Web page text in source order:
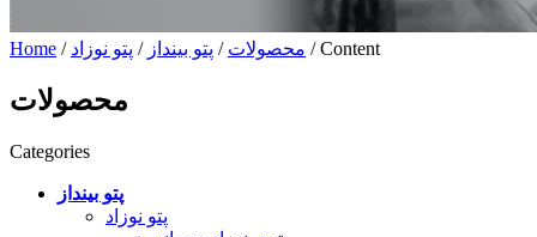
Home / محصولات / پتو بینداز / پتو نوزاد / Content
محصولات
Categories
پتو بینداز
پتو نوزاد